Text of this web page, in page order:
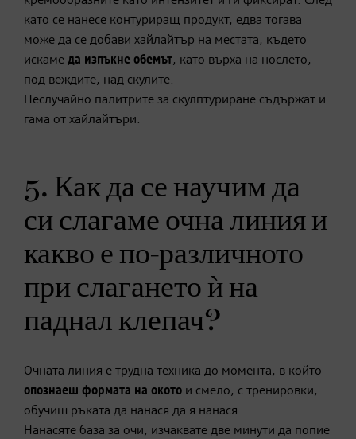
като се нанесе контуриращ продукт, едва тогава
може да се добави хайлайтър на местата, където
искаме да изпъкне обемът, като върха на нослето,
под веждите, над скулите.
Неслучайно палитрите за скулптуриране съдържат и
гама от хайлайтъри.
5. Как да се научим да
си слагаме очна линия и
какво е по-различното
при слагането ѝ на
паднал клепач?
Очната линия е трудна техника до момента, в който
опознаеш формата на окото и смело, с тренировки,
обучиш ръката да нанася да я нанася.
Нанасяте база за очи, изчаквате две минути да попие